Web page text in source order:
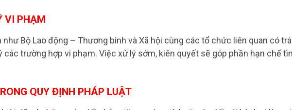
VI PHẠM
như Bộ Lao động – Thương binh và Xã hội cùng các tổ chức liên quan có
các trường hợp vi phạm. Việc xử lý sớm, kiên quyết sẽ góp phần hạn chế
QUY ĐỊNH PHÁP LUẬT